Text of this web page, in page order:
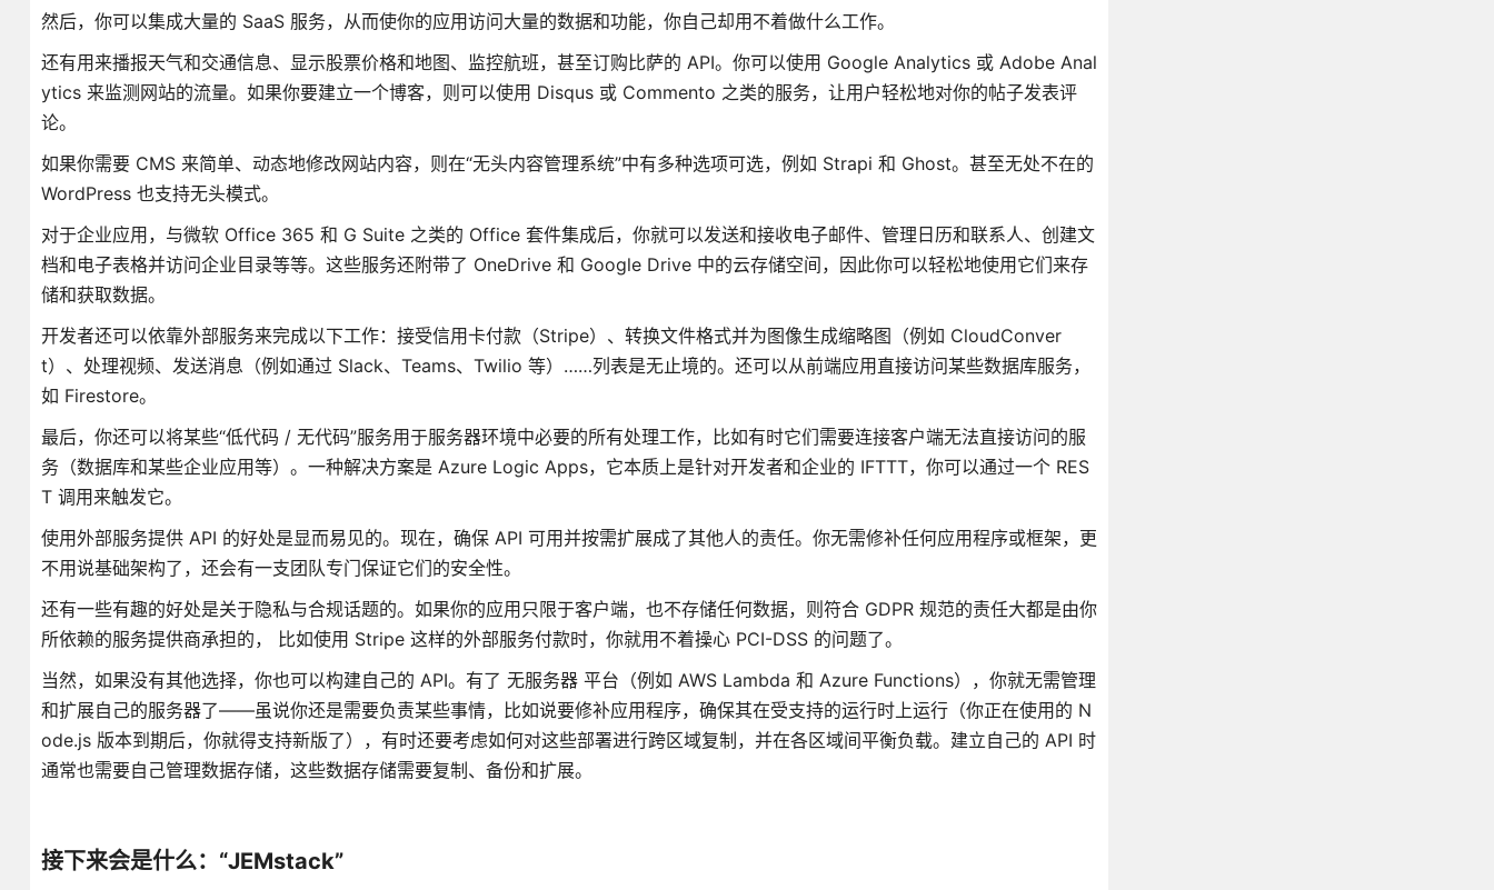
然后，你可以集成大量的 SaaS 服务，从而使你的应用访问大量的数据和功能，你自己却用不着做什么工作。
还有用来播报天气和交通信息、显示股票价格和地图、监控航班，甚至订购比萨的 API。你可以使用 Google Analytics 或 Adobe Anal
ytics 来监测网站的流量。如果你要建立一个博客，则可以使用 Disqus 或 Commento 之类的服务，让用户轻松地对你的帖子发表评
论。
如果你需要 CMS 来简单、动态地修改网站内容，则在“无头内容管理系统”中有多种选项可选，例如 Strapi 和 Ghost。甚至无处不在的
WordPress 也支持无头模式。
对于企业应用，与微软 Office 365 和 G Suite 之类的 Office 套件集成后，你就可以发送和接收电子邮件、管理日历和联系人、创建文
档和电子表格并访问企业目录等等。这些服务还附带了 OneDrive 和 Google Drive 中的云存储空间，因此你可以轻松地使用它们来存
储和获取数据。
开发者还可以依靠外部服务来完成以下工作：接受信用卡付款（Stripe）、转换文件格式并为图像生成缩略图（例如 CloudConver
t）、处理视频、发送消息（例如通过 Slack、Teams、Twilio 等）……列表是无止境的。还可以从前端应用直接访问某些数据库服务，
如 Firestore。
最后，你还可以将某些“低代码 / 无代码”服务用于服务器环境中必要的所有处理工作，比如有时它们需要连接客户端无法直接访问的服
务（数据库和某些企业应用等）。一种解决方案是 Azure Logic Apps，它本质上是针对开发者和企业的 IFTTT，你可以通过一个 RES
T 调用来触发它。
使用外部服务提供 API 的好处是显而易见的。现在，确保 API 可用并按需扩展成了其他人的责任。你无需修补任何应用程序或框架，更
不用说基础架构了，还会有一支团队专门保证它们的安全性。
还有一些有趣的好处是关于隐私与合规话题的。如果你的应用只限于客户端，也不存储任何数据，则符合 GDPR 规范的责任大都是由你
所依赖的服务提供商承担的， 比如使用 Stripe 这样的外部服务付款时，你就用不着操心 PCI-DSS 的问题了。
当然，如果没有其他选择，你也可以构建自己的 API。有了 无服务器 平台（例如 AWS Lambda 和 Azure Functions），你就无需管理
和扩展自己的服务器了——虽说你还是需要负责某些事情，比如说要修补应用程序，确保其在受支持的运行时上运行（你正在使用的 N
ode.js 版本到期后，你就得支持新版了），有时还要考虑如何对这些部署进行跨区域复制，并在各区域间平衡负载。建立自己的 API 时
通常也需要自己管理数据存储，这些数据存储需要复制、备份和扩展。
接下来会是什么：“JEMstack”